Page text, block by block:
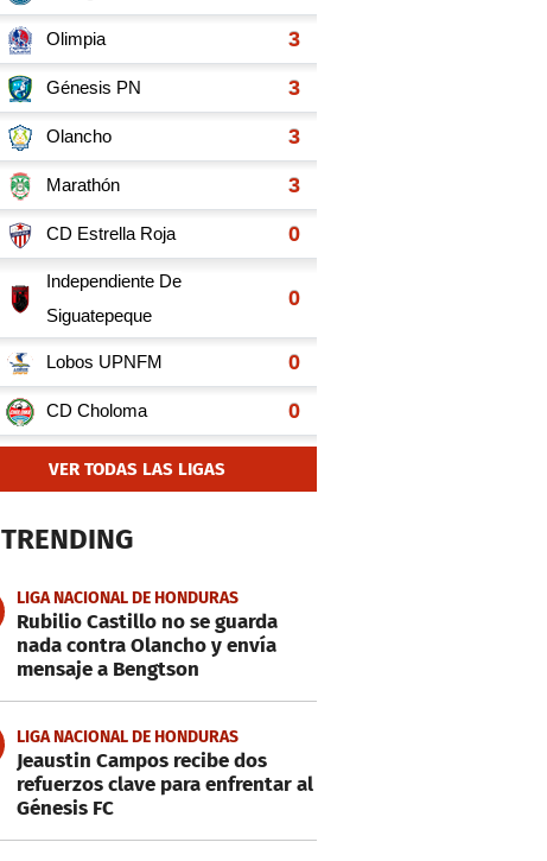
VER TODAS LAS LIGAS
TRENDING
LIGA NACIONAL DE HONDURAS
Rubilio Castillo no se guarda
nada contra Olancho y envía
mensaje a Bengtson
LIGA NACIONAL DE HONDURAS
Jeaustin Campos recibe dos
refuerzos clave para enfrentar al
Génesis FC